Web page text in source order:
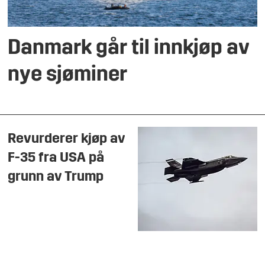
Danmark går til innkjøp av
nye sjøminer
Revurderer kjøp av
F-35 fra USA på
grunn av Trump